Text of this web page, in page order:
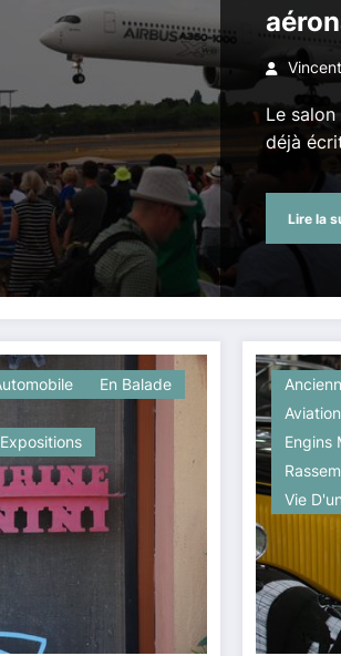
Le
déjà
Lire la
En Balade
Engins
Vie